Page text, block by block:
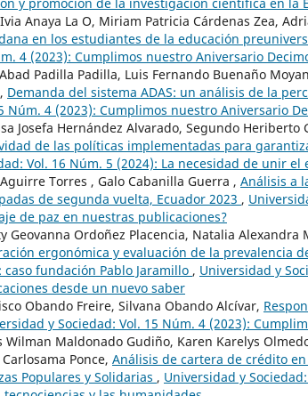
y promoción de la investigación científica en la
Anaya La O, Miriam Patricia Cárdenas Zea,
en los estudiantes de la educación
4 (2023): Cumplimos nuestro Aniversario
Padilla Padilla, Luis Fernando Buenaño
Demanda del sistema ADAS: un análisis de la
Núm. 4 (2023): Cumplimos nuestro Aniversario
Josefa Hernández Alvarado, Segundo
de las políticas implementadas para
Vol. 16 Núm. 5 (2024): La necesidad de unir
Torres , Galo Cabanilla Guerra , Análisis a
de segunda vuelta, Ecuador 2023 ,
de paz en nuestras publicaciones?
Geovanna Ordoñez Placencia, Natalia
ergonómica y evaluación de la prevalencia
caso fundación Pablo Jaramillo , Universidad y
desde un nuevo saber
Obando Freire, Silvana Obando Alcívar,
y Sociedad: Vol. 15 Núm. 4 (2023):
Wilman Maldonado Gudiño, Karen Karelys
Ponce, Análisis de cartera de crédito
Populares y Solidarias , Universidad y